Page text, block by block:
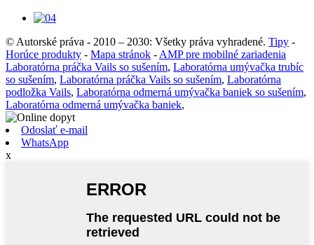
© Autorské práva - 2010 – 2030: Všetky práva vyhradené. Tipy -
Horúce produkty - Mapa stránok - AMP pre mobilné zariadenia
Laboratórna práčka Vails so sušením, Laboratórna umývačka trubíc
so sušením, Laboratórna práčka Vails so sušením, Laboratórna
podložka Vails, Laboratórna odmerná umývačka baniek so sušením,
Laboratórna odmerná umývačka baniek,
Odoslať e-mail
WhatsApp
x